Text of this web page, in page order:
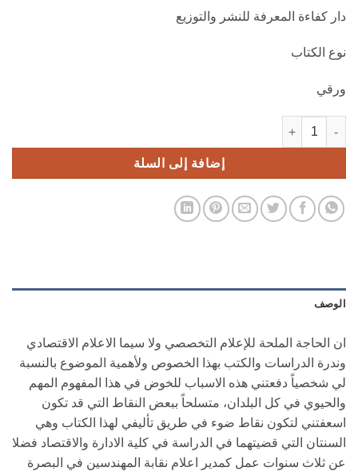
دار كفاءة المعرفة للنشر والتوزيع
نوع الكتاب
ورقي
كمية الإعلام الاقتصادي ودوره في تنشيط اقتصاديات البلدان
إضافة إلى السلة
الوصف
ان الحاجة الملحة للإعلام التخصصي ولا سيما الاعلام الاقتصادي
وندرة الدراسات والكتب بهذا الخصوص ولأهمية الموضوع بالنسبة
لي شخصياً دفعتني هذه الاسباب للخوض في هذا المفهوم المهم
والحيوي في كل البلدان، متسلحاً ببعض النقاط التي قد تكون
اسعفتني لتكون نقاط ضوء في طريق تأليفي لهذا الكتاب وهي
السنتان التي قضيتهما في الدراسة في كلية الادارة والاقتصاد فضلا
عن ثلاث سنوات عمل كمدير اعلام نقابة المهندسين في البصرة